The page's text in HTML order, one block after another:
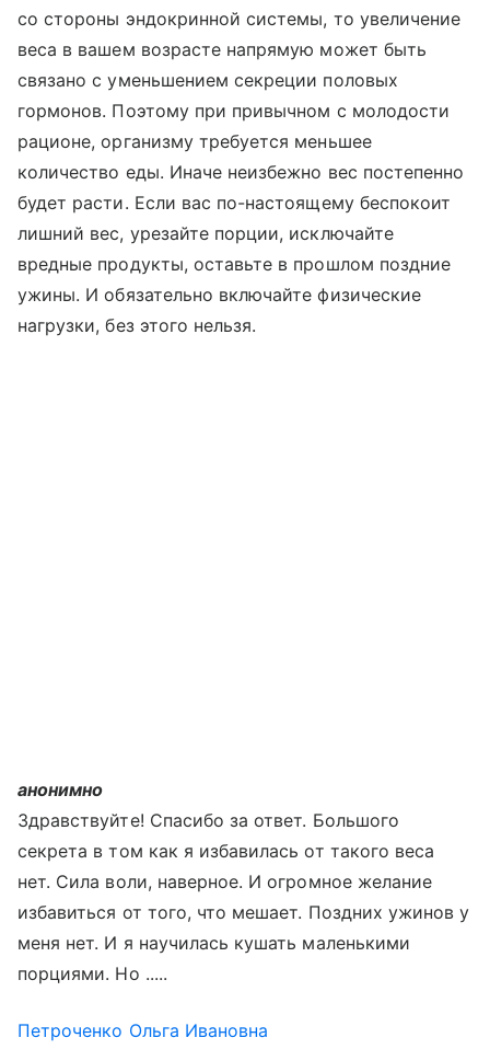
со стороны эндокринной системы, то увеличение
веса в вашем возрасте напрямую может быть
связано с уменьшением секреции половых
гормонов. Поэтому при привычном с молодости
рационе, организму требуется меньшее
количество еды. Иначе неизбежно вес постепенно
будет расти. Если вас по-настоящему беспокоит
лишний вес, урезайте порции, исключайте
вредные продукты, оставьте в прошлом поздние
ужины. И обязательно включайте физические
нагрузки, без этого нельзя.
анонимно
Здравствуйте! Спасибо за ответ. Большого
секрета в том как я избавилась от такого веса
нет. Сила воли, наверное. И огромное желание
избавиться от того, что мешает. Поздних ужинов у
меня нет. И я научилась кушать маленькими
порциями. Но .....
Петроченко Ольга Ивановна